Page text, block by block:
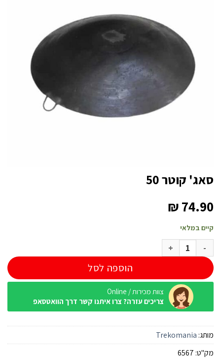
סאג' קוטר 50
₪74.90
קיים במלאי
כמות של סאג' קוטר 50
הוספה לסל
צוות מכירות / Online
צריכים עזרה? צרו איתנו קשר דרך הוואטסאפ
מותג: Trekomania
מק"ט: 6567